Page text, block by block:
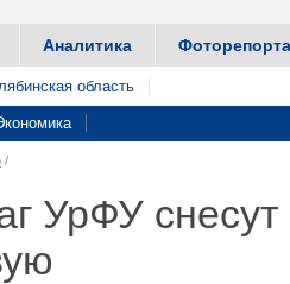
Аналитика
область
/
УрФУ